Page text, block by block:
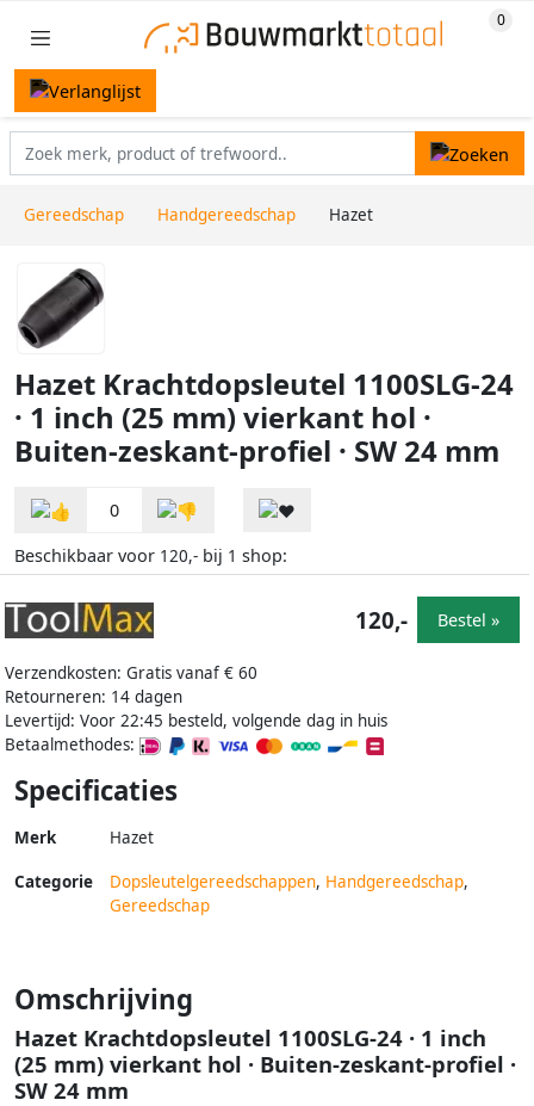
Gereedschap Handgereedschap Hazet
Hazet Krachtdopsleutel 1100SLG-24
· 1 inch (25 mm) vierkant hol ·
Buiten-zeskant-profiel · SW 24 mm
0
Beschikbaar voor 120,- bij 1 shop:
Verzendkosten: Gratis vanaf € 60
Retourneren: 14 dagen
Levertijd: Voor 22:45 besteld, volgende dag in huis
Betaalmethodes:
120,- Bestel »
Specificaties
Merk Hazet
Categorie Dopsleutelgereedschappen, Handgereedschap,
Gereedschap
Omschrijving
Hazet Krachtdopsleutel 1100SLG-24 · 1 inch
(25 mm) vierkant hol · Buiten-zeskant-profiel ·
SW 24 mm